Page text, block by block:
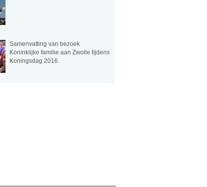
Samenvatting van bezoek
Koninklijke familie aan Zwolle tijdens
Koningsdag 2016.